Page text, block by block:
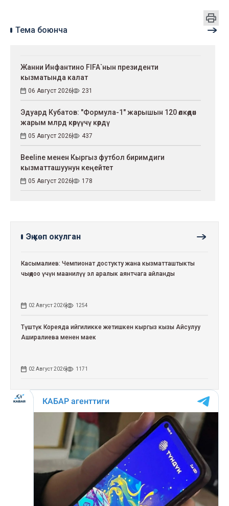
Тема боюнча
Жанни Инфантино FIFA`нын президенти
кызматында калат
06 Август 2026 231
Эдуард Кубатов: "Формула-1" жарышын 120 өлкөдөн
жарым млрд көрүүчү көрдү
05 Август 2026 437
Beeline менен Кыргыз футбол биримдиги
кызматташуунун кеңейтет
05 Август 2026 178
Эң көп окулган
Касымалиев: Чемпионат достукту жана кызматташтыкты
чыңдоо үчүн маанилүү эл аралык аянтчага айланды
02 Август 2026 1254
Түштүк Кореяда ийгиликке жетишкен кыргыз кызы Айсулуу
Аширалиева менен маек
02 Август 2026 1171